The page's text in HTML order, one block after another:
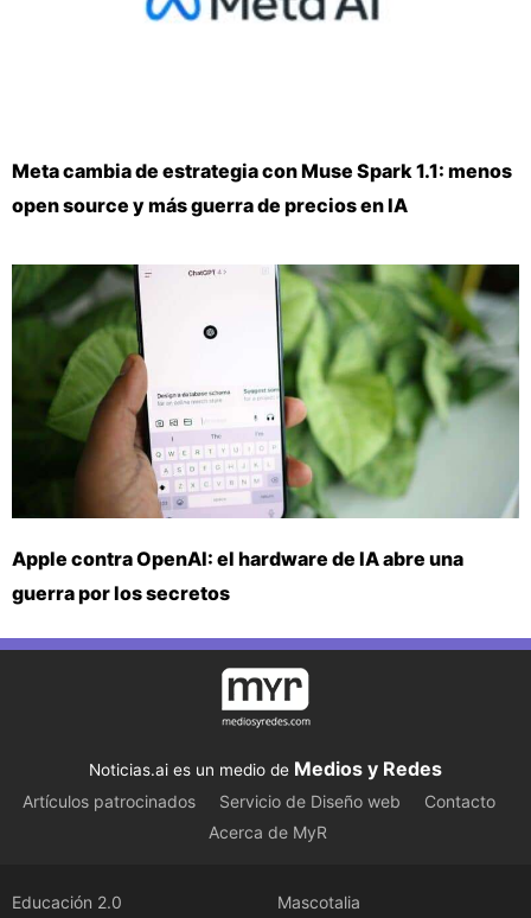
Meta cambia de estrategia con Muse Spark 1.1: menos
open source y más guerra de precios en IA
Apple contra OpenAI: el hardware de IA abre una
guerra por los secretos
Noticias.ai es un medio de Medios y Redes
Artículos patrocinados Servicio de Diseño web
Contacto
Acerca de MyR
Educación 2.0 Mascotalia